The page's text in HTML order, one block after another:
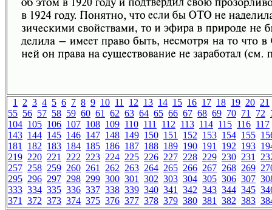
1 2 3 4 5 6 7 8 9 10 11 12 13 14 15 16 17 18 19 20 21
55 56 57 58 59 60 61 62 63 64 65 66 67 68 69 70 71 72
104 105 106 107 108 109 110 111 112 113 114 115 116 117
143 144 145 146 147 148 149 150 151 152 153 154 155
181 182 183 184 185 186 187 188 189 190 191 192 193
219 220 221 222 223 224 225 226 227 228 229 230 231
257 258 259 260 261 262 263 264 265 266 267 268 269
295 296 297 298 299 300 301 302 303 304 305 306 307
333 334 335 336 337 338 339 340 341 342 343 344 345
371 372 373 374 375 376 377 378 379 380 381 382 383